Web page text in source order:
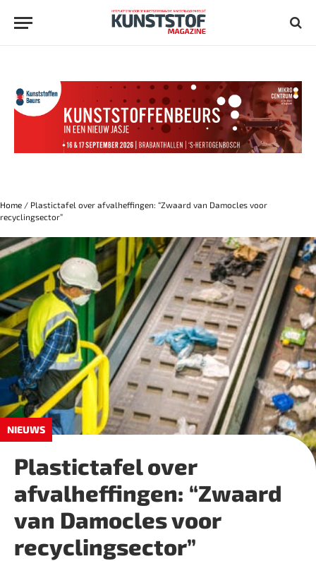
NIEUWS
Home / Plastictafel over afvalheffingen: “Zwaard van Damocles voor
recyclingsector”
Plastictafel over
afvalheffingen: “Zwaard
van Damocles voor
recyclingsector”